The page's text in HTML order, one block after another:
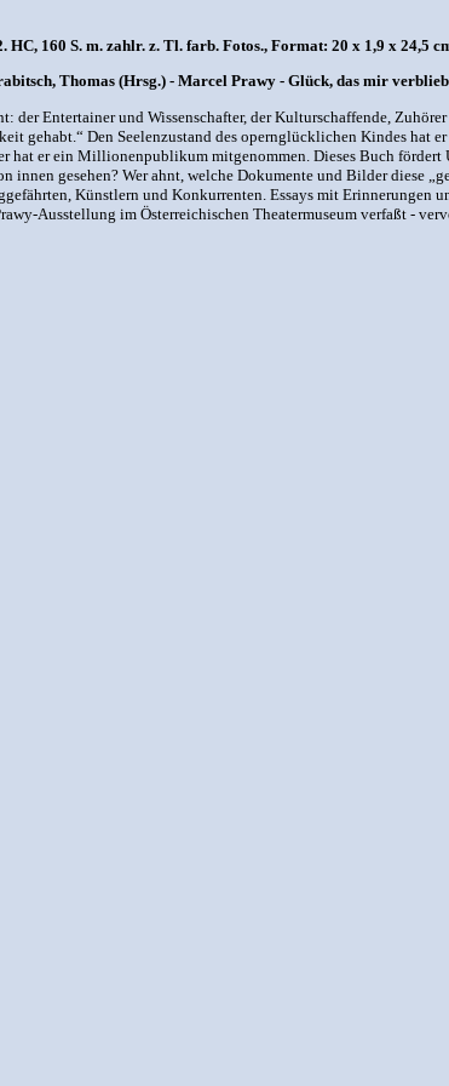
HC, 160 S. m. zahlr. z. Tl. farb. Fotos., Format: 20 x 1,9 x 24,5
Thomas (Hrsg.) - Marcel Prawy - Glück, das mir verblieb
der Entertainer und Wissenschafter, der Kulturschaffende,
gehabt.“ Den Seelenzustand des opernglücklichen Kindes hat
hat er ein Millionenpublikum mitgenommen. Dieses Buch
innen gesehen? Wer ahnt, welche Dokumente und Bilder diese
Künstlern und Konkurrenten. Essays mit Erinnerungen
Ausstellung im Österreichischen Theatermuseum verfaßt -